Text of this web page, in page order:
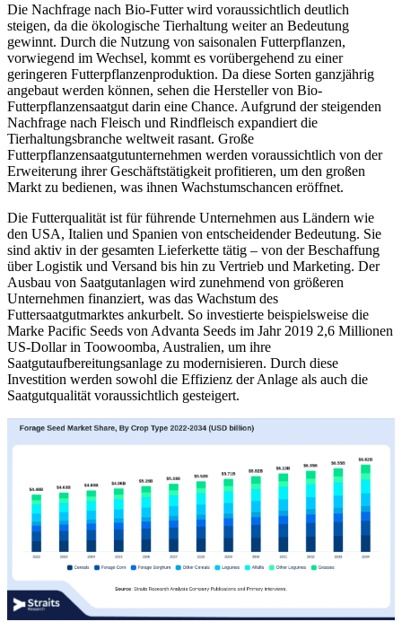
Die Nachfrage nach Bio-Futter wird voraussichtlich deutlich
steigen, da die ökologische Tierhaltung weiter an Bedeutung
gewinnt. Durch die Nutzung von saisonalen Futterpflanzen,
vorwiegend im Wechsel, kommt es vorübergehend zu einer
geringeren Futterpflanzenproduktion. Da diese Sorten ganzjährig
angebaut werden können, sehen die Hersteller von Bio-
Futterpflanzensaatgut darin eine Chance. Aufgrund der steigenden
Nachfrage nach Fleisch und Rindfleisch expandiert die
Tierhaltungsbranche weltweit rasant. Große
Futterpflanzensaatgutunternehmen werden voraussichtlich von der
Erweiterung ihrer Geschäftstätigkeit profitieren, um den großen
Markt zu bedienen, was ihnen Wachstumschancen eröffnet.
Die Futterqualität ist für führende Unternehmen aus Ländern wie
den USA, Italien und Spanien von entscheidender Bedeutung. Sie
sind aktiv in der gesamten Lieferkette tätig – von der Beschaffung
über Logistik und Versand bis hin zu Vertrieb und Marketing. Der
Ausbau von Saatgutanlagen wird zunehmend von größeren
Unternehmen finanziert, was das Wachstum des
Futtersaatgutmarktes ankurbelt. So investierte beispielsweise die
Marke Pacific Seeds von Advanta Seeds im Jahr 2019 2,6 Millionen
US-Dollar in Toowoomba, Australien, um ihre
Saatgutaufbereitungsanlage zu modernisieren. Durch diese
Investition werden sowohl die Effizienz der Anlage als auch die
Saatgutqualität voraussichtlich gesteigert.